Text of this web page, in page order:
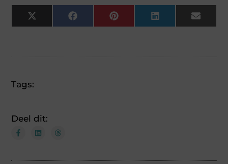
X
(Twitter)
FacebookPinterestLinkedInEmail
Tags:
Deel dit: